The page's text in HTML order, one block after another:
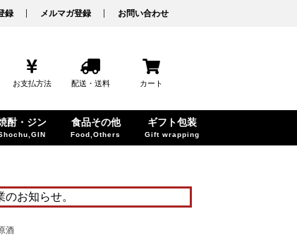
録 メルマガ登録 お問い合わせ
お支払方法 配送・送料 カート
酎・ジン 食品その他
Food,Others
ギフト包装
Gift wrapping
お知らせ。
酒